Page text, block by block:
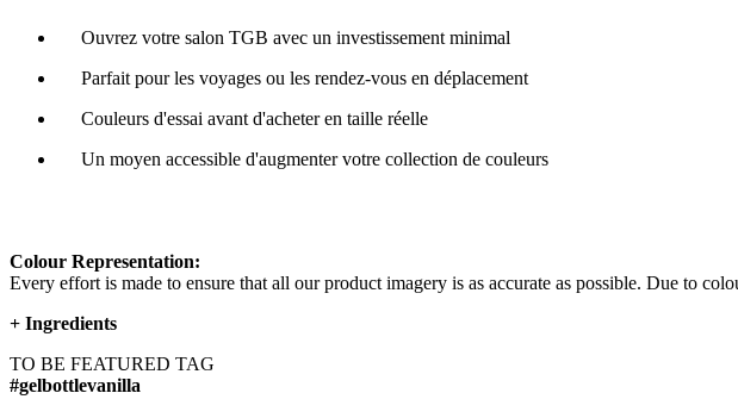
Ouvrez votre salon TGB avec un investissement minimal
Parfait pour les voyages ou les rendez-vous en déplacement
Couleurs d'essai avant d'acheter en taille réelle
Un moyen accessible d'augmenter votre collection de couleurs
Colour Representation:
Every effort is made to ensure that all our product imagery is as accurate as possible. Due to
+ Ingredients
TO BE FEATURED TAG
#gelbottlevanilla